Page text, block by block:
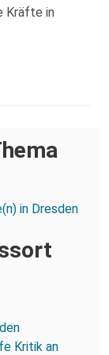
Kräfte in
in Dresden
Kritik an